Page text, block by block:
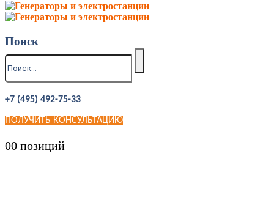
Поиск
+7 (495) 492-75-33
ПОЛУЧИТЬ КОНСУЛЬТАЦИЮ
00 позиций